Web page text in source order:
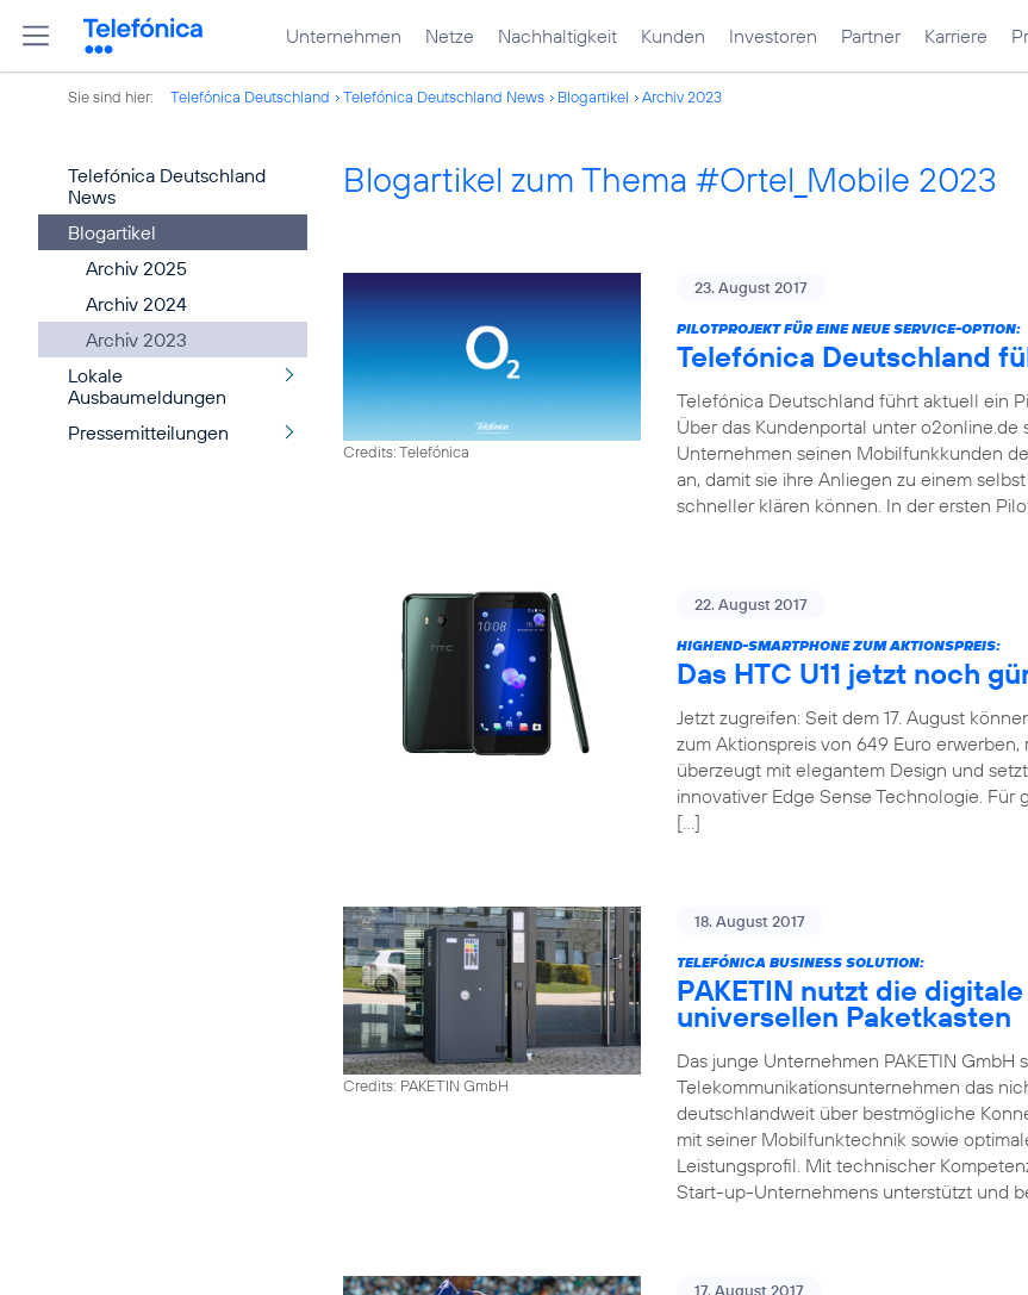
Unternehmen Netze Nachhaltigkeit Kunden Investoren Partner Karriere
Sie sind hier: Telefónica Deutschland Telefónica Deutschland News Blogartikel Archiv 2023
Telefónica Deutschland
News
Blogartikel
Archiv 2025
Archiv 2024
Archiv 2023
Lokale
Ausbaumeldungen
Pressemitteilungen
Blogartikel zum Thema #Ortel_Mobile 2023
Credits: Telefónica
23. August 2017
PILOTPROJEKT FÜR EINE NEUE SERVICE-OPTION:
Telefónica Deutschland
Telefónica Deutschland führt aktuell ein
Über das Kundenportal unter o2online.de
Unternehmen seinen Mobilfunkkunden
an, damit sie ihre Anliegen zu einem
schneller klären können. In der ersten
22. August 2017
HIGHEND-SMARTPHONE ZUM AKTIONSPREIS:
Das HTC U11 jetzt noch
Jetzt zugreifen: Seit dem 17. August
zum Aktionspreis von 649 Euro erwerben,
überzeugt mit elegantem Design und
innovativer Edge Sense Technologie. Für
[…]
Credits: PAKETIN GmbH
18. August 2017
TELEFÓNICA BUSINESS SOLUTION:
PAKETIN nutzt die
universellen Paketkasten
Das junge Unternehmen PAKETIN
Telekommunikationsunternehmen das
deutschlandweit über bestmögliche
mit seiner Mobilfunktechnik sowie
Leistungsprofil. Mit technischer
Start-up-Unternehmens unterstützt und
17. August 2017